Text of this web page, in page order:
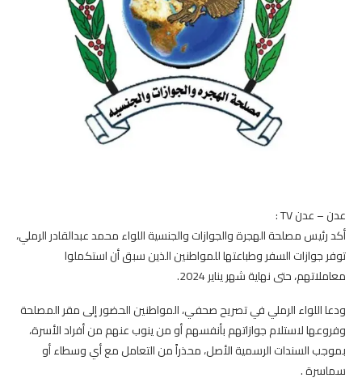
عدن – عدن TV :
أكد رئيس مصلحة الهجرة والجوازات والجنسية اللواء محمد عبدالقادر الرملي،
توفر جوازات السفر وطباعتها للمواطنين الذين سبق أن استكملوا
معاملاتهم، حتى نهاية شهر يناير 2024.
ودعا اللواء الرملي في تصريح صحفي، المواطنين الحضور إلى مقر المصلحة
وفروعها لاستلام جوازاتهم بأنفسهم أو من ينوب عنهم من أفراد الأسرة،
بموجب السندات الرسمية الأصل، محذراً من التعامل مع أي وسطاء أو
سماسرة .